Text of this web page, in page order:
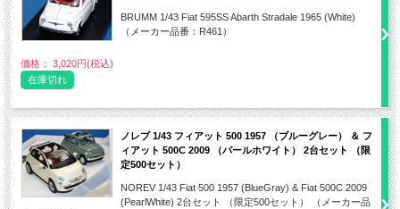
BRUMM 1/43 Fiat 595SS Abarth Stradale 1965 (White)
（メーカー品番：R461）
価格： 3,020円(税込)
在庫切れ
ノレブ 1/43 フィアット 500 1957 （ブルーグレー） ＆ フ
ィアット 500C 2009 （パールホワイト） 2台セット （限
定500セット）
NOREV 1/43 Fiat 500 1957 (BlueGray) & Fiat 500C 2009
(PearlWhite) 2台セット （限定500セット） （メーカー品